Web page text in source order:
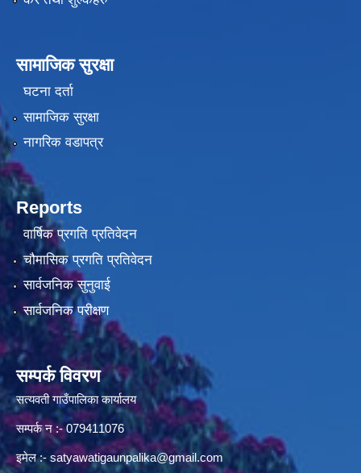
सामाजिक सुरक्षा
घटना दर्ता
सामाजिक सुरक्षा
नागरिक वडापत्र
Reports
वार्षिक प्रगति प्रतिवेदन
चौमासिक प्रगति प्रतिवेदन
सार्वजनिक सुनुवाई
सार्वजनिक परीक्षण
सम्पर्क विवरण
सत्यवती गाउँपालिका कार्यालय
सम्पर्क न‌ :- 079411076
इमेल :- satyawatigaunpalika@gmail.com